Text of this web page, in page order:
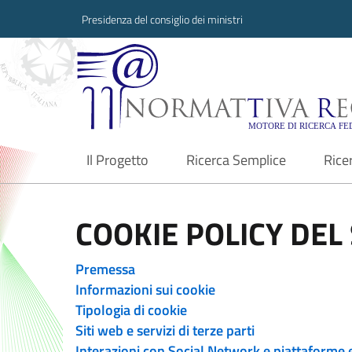
Presidenza del consiglio dei ministri
Normattiva
Il Progetto
current Ricerca Semplice
COOKIE POLICY
Premessa
Informazioni sui cookie
Tipologia di cookie
Siti web e servizi di terze parti